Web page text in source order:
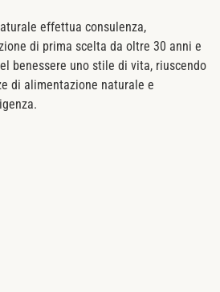
effettua consulenza,
di prima scelta da oltre 30 anni e
benessere uno stile di vita, riuscendo
di alimentazione naturale e